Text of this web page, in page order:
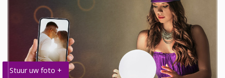
Stuur uw foto +